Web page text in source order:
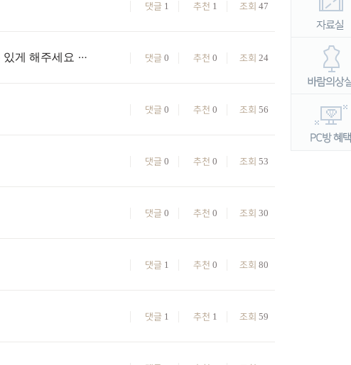
조회 47
추천 1
댓글 1
운영자님 흑'싸울아비분신 이것두 치장전속해제천 사용 할수 있게 해주세요 부탁드려요 조회 24
추천 0
댓글 0
조회 56
추천 0
댓글 0
조회 53
추천 0
댓글 0
조회 30
추천 0
댓글 0
조회 80
추천 0
댓글 1
조회 59
추천 1
댓글 1